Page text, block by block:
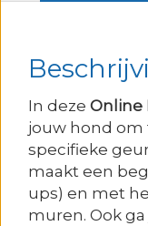
In deze Online
jouw hond om
specifieke
maakt een
ups) en met
muren. Ook